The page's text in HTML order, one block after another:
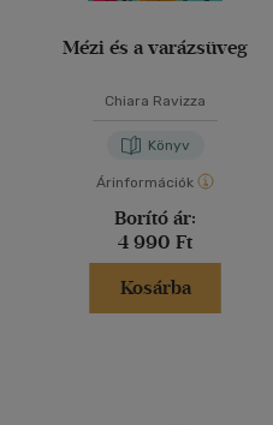
Mézi és a varázsüveg
Chiara Ravizza
Könyv
Árinformációk
Borító ár:
4 990 Ft
Kosárba